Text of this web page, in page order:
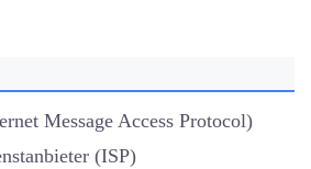
Message Access Protocol)
(ISP)